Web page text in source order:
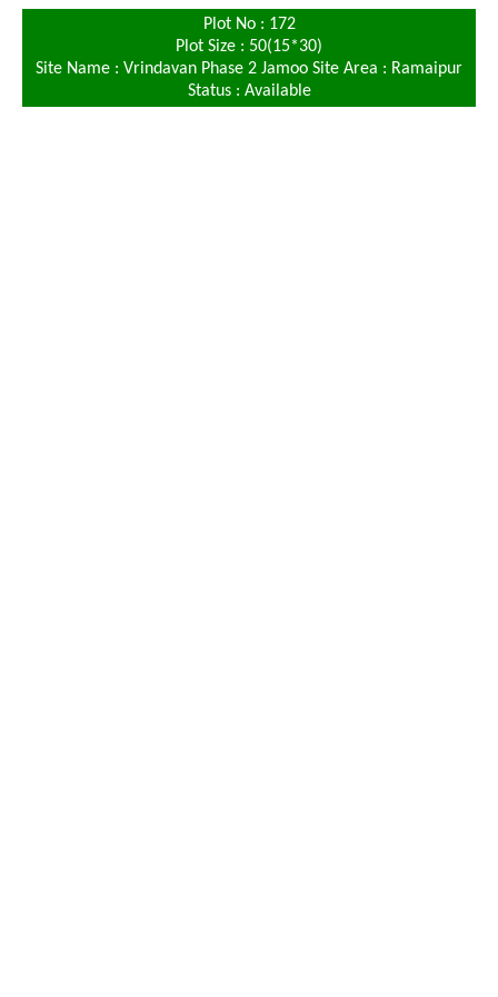
Plot No : 172
Plot Size : 50(15*30)
Site Name : Vrindavan Phase 2 Jamoo Site Area : Ramaipur
Status : Available